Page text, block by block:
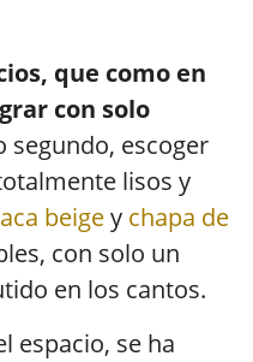
que como en
con solo
segundo, escoger
lisos y
beigey chapa de
con solo un
en los cantos.
espacio, se ha